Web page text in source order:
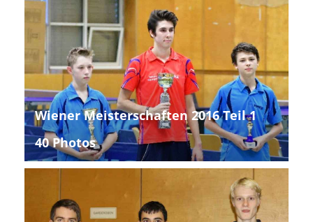
Wiener Meisterschaften 2016 Teil 1
40 Photos